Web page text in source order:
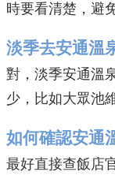
時要看清楚，避
淡季去安通溫
對，淡季安通溫
少，比如大眾池
如何確認安通
最好直接查飯店